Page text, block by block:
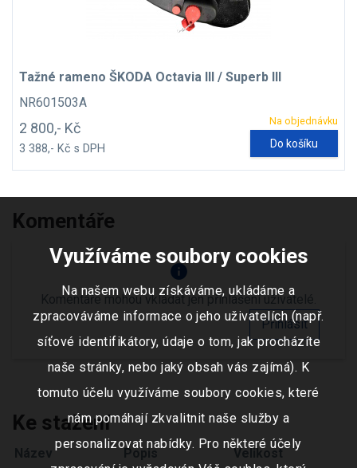
Tažné rameno ŠKODA Octavia III / Superb III
NR601503A
Na objednávku
2 800,- Kč
3 388,- Kč s DPH Do košíku
Komentáře
info
Komentáře mohou vkládat jen přihlášení uživatelé.
Přihlásit
Ke stažení
Název Popis Velikost
Využíváme soubory cookies
Na našem webu získáváme, ukládáme a
zpracováváme informace o jeho uživatelích (např.
síťové identifikátory, údaje o tom, jak procházíte
naše stránky, nebo jaký obsah vás zajímá). K
tomuto účelu využíváme soubory cookies, které
nám pomáhají zkvalitnit naše služby a
personalizovat nabídky. Pro některé účely